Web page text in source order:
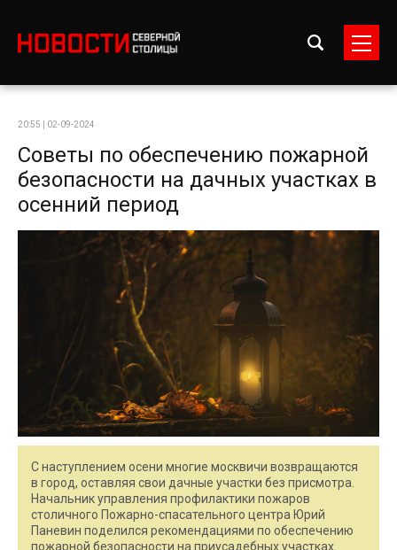
20:55 | 02-09-2024
Советы по обеспечению пожарной
безопасности на дачных участках в
осенний период
С наступлением осени многие москвичи возвращаются
в город, оставляя свои дачные участки без присмотра.
Начальник управления профилактики пожаров
столичного Пожарно-спасательного центра Юрий
Паневин поделился рекомендациями по обеспечению
пожарной безопасности на приусадебных участках.